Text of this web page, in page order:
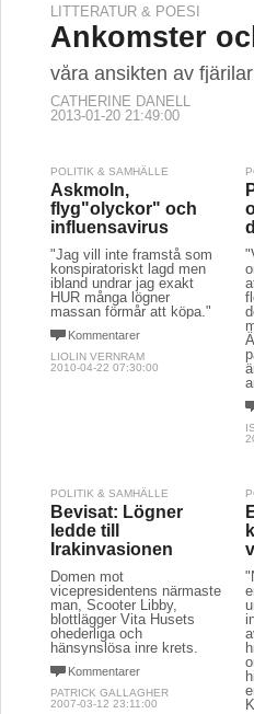
LITTERATUR & POESI
Ankomster
våra ansikten av
CATHERINE DANELL
2013-01-20 21:49:00
POLITIK & SAMHÄLLE
Askmoln,
flyg"olyckor" och
influensavirus
"Jag vill inte framstå som
konspiratoriskt lagd men
ibland undrar jag exakt
HUR många lögner
massan förmår att köpa."
Kommentarer
LIOLIN VERNRAM
2010-04-22 07:30:00
POLITIK & SAMHÄLLE
Bevisat: Lögner
ledde till
Irakinvasionen
Domen mot
vicepresidentens närmaste
man, Scooter Libby,
blottlägger Vita Husets
ohederliga och
hänsynslösa inre krets.
Kommentarer
PATRICK GALLAGHER
2007-03-12 23:11:00